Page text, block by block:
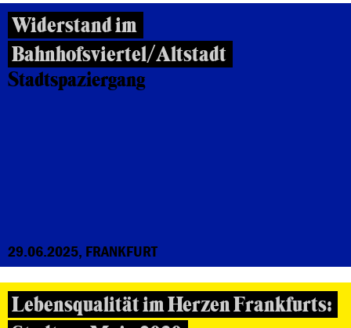
Widerstand im
Bahnhofsviertel/Altstadt
Stadtspaziergang
29.06.2025, FRANKFURT
Lebensqualität im Herzen Frankfurts: